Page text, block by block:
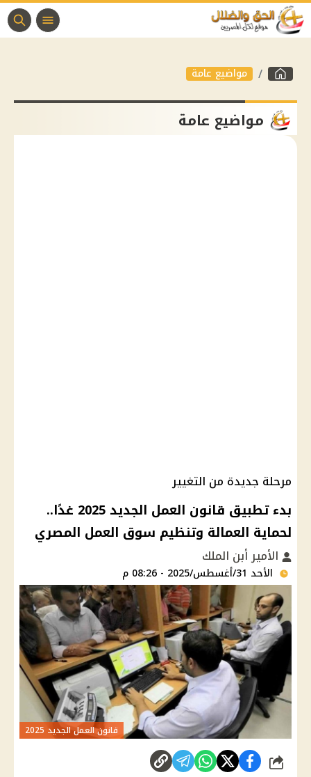
مواضيع عامة
مواضيع عامة
مرحلة جديدة من التغيير
بدء تطبيق قانون العمل الجديد 2025 غدًا..
لحماية العمالة وتنظيم سوق العمل المصري
الأمير أبن الملك
الأحد 31/أغسطس/2025 - 08:26 م
قانون العمل الجديد 2025
شارك